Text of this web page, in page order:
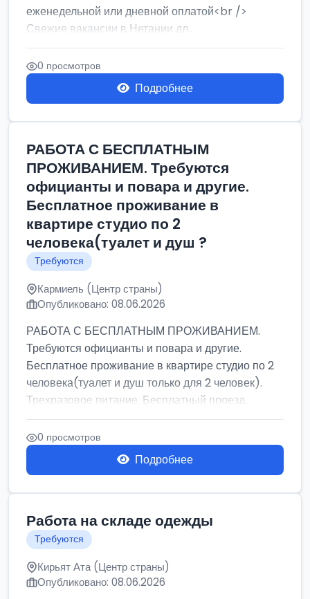
еженедельной или дневной оплатой<br />
Свежие вакансии в Нетании дл...
0 просмотров
Подробнее
РАБОТА С БЕСПЛАТНЫМ
ПРОЖИВАНИЕМ. Требуются
официанты и повара и другие.
Бесплатное проживание в
квартире студио по 2
человека(туалет и душ ?
Требуются
Кармиель (Центр страны)
Опубликовано: 08.06.2026
РАБОТА С БЕСПЛАТНЫМ ПРОЖИВАНИЕМ.
Требуются официанты и повара и другие.
Бесплатное проживание в квартире студио по 2
человека(туалет и душ только для 2 человек).
Трехразовое питание. Бесплатный проезд...
0 просмотров
Подробнее
Работа на складе одежды
Требуются
Кирьят Ата (Центр страны)
Опубликовано: 08.06.2026